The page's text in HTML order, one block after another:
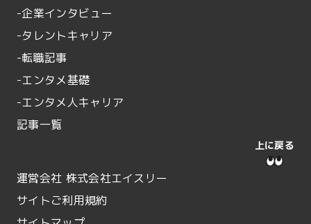
-企業インタビュー
-タレントキャリア
-転職記事
-エンタメ基礎
-エンタメ人キャリア
記事一覧
上に戻る
運営会社 株式会社エイスリー
サイトご利用規約